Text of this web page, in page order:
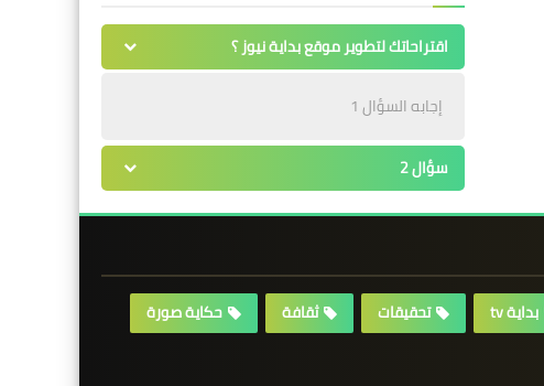
اقتراحاتك لتطوير موقع بداية نيوز ؟
إجابه السؤال 1
سؤال 2
بداية tv تحقيقات ثقافة
حكاية صورة